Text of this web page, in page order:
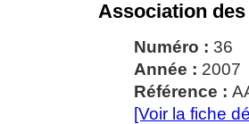
Association
Numéro : 36
Année : 2007
Référence :
[Voir la fiche